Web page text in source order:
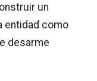
un
entidad como
desarme